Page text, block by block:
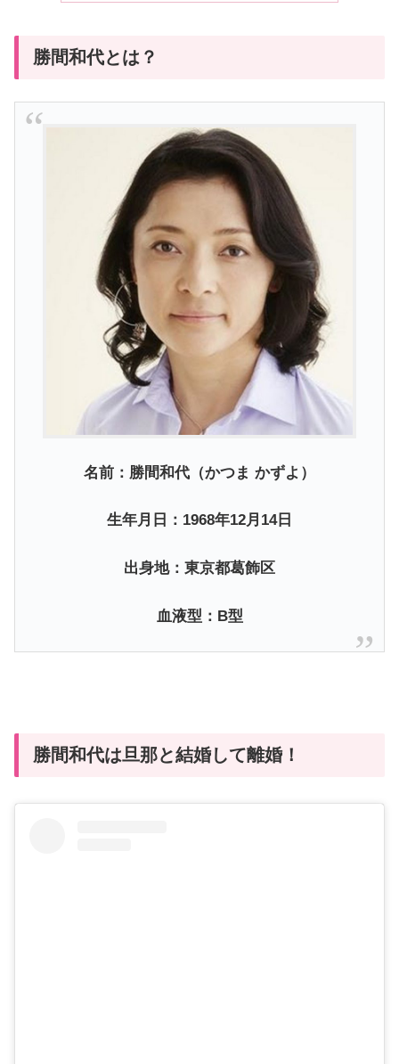
勝間和代とは？
名前：勝間和代（かつま かずよ）
生年月日：1968年12月14日
出身地：東京都葛飾区
血液型：B型
勝間和代は旦那と結婚して離婚！